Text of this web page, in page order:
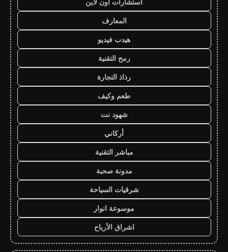
المعارف
هيدب فيديو
رمح التقنية
رذاذ التجارة
طعم وكيف
شهود نت
أركاني
مباشر التقنية
مدونة صحبة
شرقيات السياحة
موسوعة انوار
اشراق الأرباح